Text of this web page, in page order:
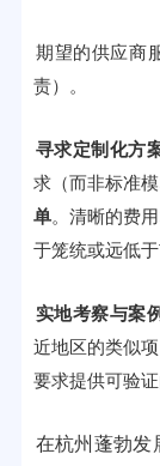
期望的供应商
责）。
寻求定制化方
求（而非标准
单。清晰的费
于笼统或远低
实地考察与案
近地区的类似
要求提供可验证
在杭州蓬勃发